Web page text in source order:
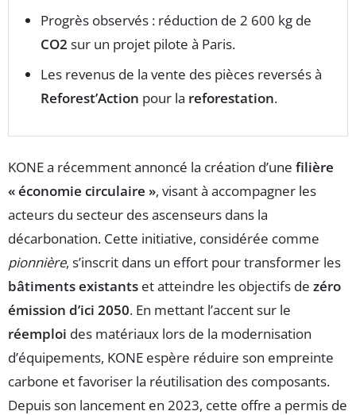
Progrès observés : réduction de 2 600 kg de
CO2 sur un projet pilote à Paris.
Les revenus de la vente des pièces reversés à
Reforest’Action pour la reforestation.
KONE a récemment annoncé la création d’une filière
« économie circulaire », visant à accompagner les
acteurs du secteur des ascenseurs dans la
décarbonation. Cette initiative, considérée comme
pionnière, s’inscrit dans un effort pour transformer les
bâtiments existants et atteindre les objectifs de zéro
émission d’ici 2050. En mettant l’accent sur le
réemploi des matériaux lors de la modernisation
d’équipements, KONE espère réduire son empreinte
carbone et favoriser la réutilisation des composants.
Depuis son lancement en 2023, cette offre a permis de